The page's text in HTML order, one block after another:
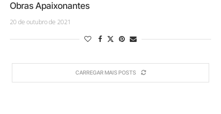
Obras Apaixonantes
20 de outubro de 2021
CARREGAR MAIS POSTS